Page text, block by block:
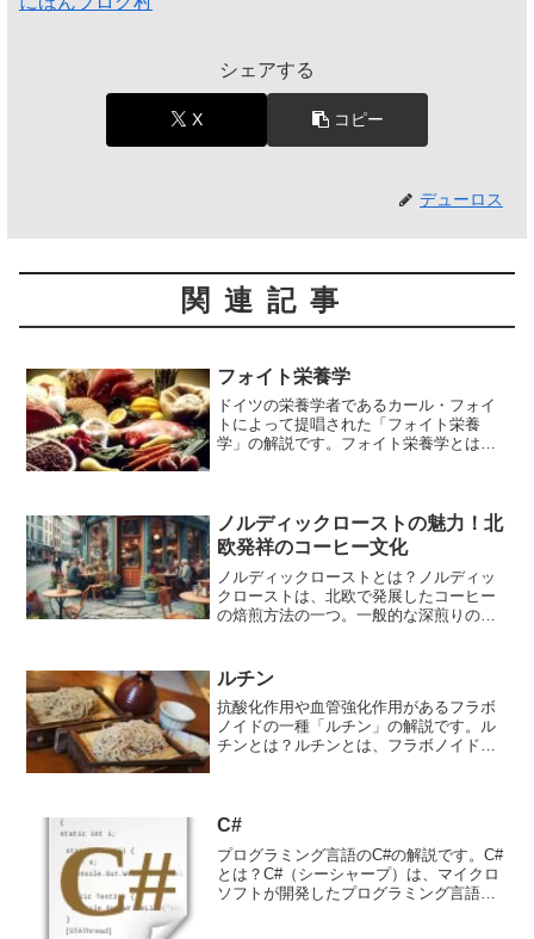
シェアする
X コピー
デューロス
関連記事
フォイト栄養学
ドイツの栄養学者であるカール・フォイ
トによって提唱された「フォイト栄養
学」の解説です。フォイト栄養学とは？
ォイトによって提唱された...
ノルディックローストの魅力！北
欧発祥のコーヒー文化
ノルディックローストとは？ノルディッ
クローストは、北欧で発展したコーヒー
の焙煎方法の一つ。一般的な深煎りのコ
ーティーな酸味や華やかな香りが特徴と
なります。ノルディックロ...
ルチン
抗酸化作用や血管強化作用があるフラボ
ノイドの一種「ルチン」の解説です。ル
チンとは？ルチンとは、フラボノイドの
の治療に有効であること...
C#
プログラミング言語のC#の解説です。C#
とは？C#（シーシャープ）は、マイクロ
ソフトが開発したプログラミング言語